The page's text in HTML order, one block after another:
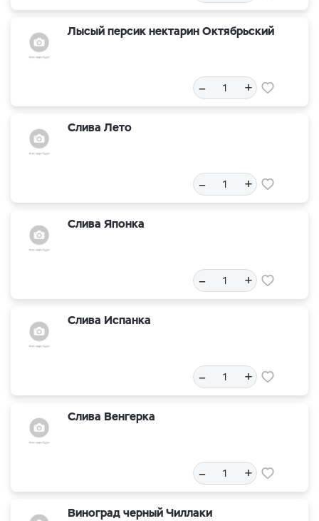
Лысый персик нектарин Октябрьский
– +
Слива Лето
– +
Слива Японка
– +
Слива Испанка
– +
Слива Венгерка
– +
Виноград черный Чиллаки